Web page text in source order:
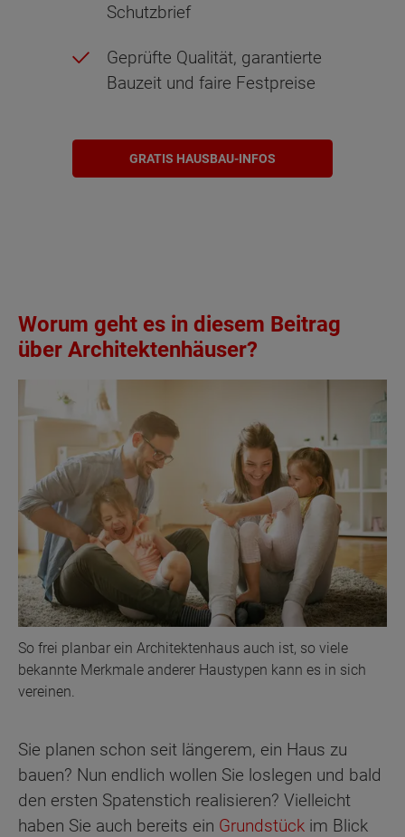
Schutzbrief
Geprüfte Qualität, garantierte
Bauzeit und faire Festpreise
GRATIS HAUSBAU-INFOS
Worum geht es in diesem Beitrag
über Architektenhäuser?
So frei planbar ein Architektenhaus auch ist, so viele
bekannte Merkmale anderer Haustypen kann es in sich
vereinen.
Sie planen schon seit längerem, ein Haus zu
bauen? Nun endlich wollen Sie loslegen und bald
den ersten Spatenstich realisieren? Vielleicht
haben Sie auch bereits ein Grundstück im Blick